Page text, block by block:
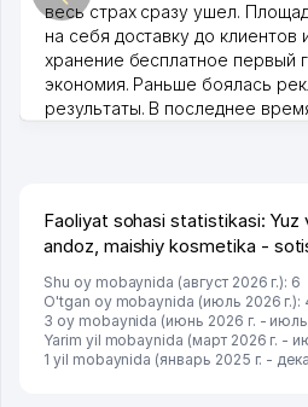
весь страх сразу ушел.
на себя доставку до клиентов
хранение бесплатное первый
экономия. Раньше боялась
результаты. В последнее
Faoliyat sohasi statistikasi: Yuz
andoz, maishiy kosmetika -
Shu oy mobaynida (август 2026 г.): 6
O'tgan oy mobaynida (июль 2026 г.):
3 oy mobaynida (июнь 2026 г. - июль
Yarim yil mobaynida (март 2026 г. -
1 yil mobaynida (январь 2025 г. -